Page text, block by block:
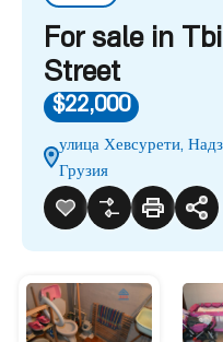
For sale in
Street
$22,000
улица Хевсурети,
Грузия